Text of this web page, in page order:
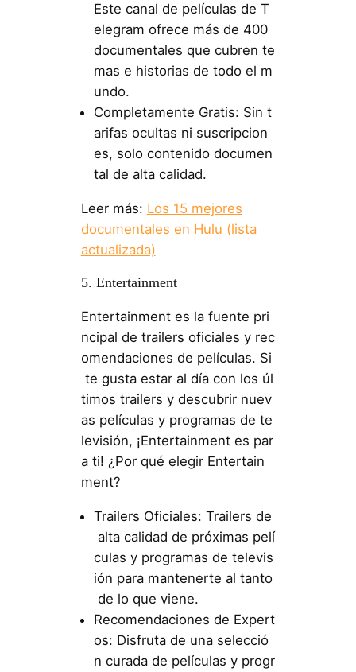
Este canal de películas de T
elegram ofrece más de 400
documentales que cubren te
mas e historias de todo el m
undo.
Completamente Gratis: Sin t
arifas ocultas ni suscripcion
es, solo contenido documen
tal de alta calidad.
Leer más: Los 15 mejores
documentales en Hulu (lista
actualizada)
5. Entertainment
Entertainment es la fuente pri
ncipal de trailers oficiales y rec
omendaciones de películas. Si
te gusta estar al día con los úl
timos trailers y descubrir nuev
as películas y programas de te
levisión, ¡Entertainment es par
a ti! ¿Por qué elegir Entertain
ment?
Trailers Oficiales: Trailers de
alta calidad de próximas pelí
culas y programas de televis
ión para mantenerte al tanto
de lo que viene.
Recomendaciones de Expert
os: Disfruta de una selecció
n curada de películas y progr